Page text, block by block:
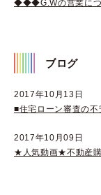
◆◆◆G.Wの営業に
ブログ
2017年10月13日
■住宅ローン審査の
2017年10月09日
★人気動画★不動産